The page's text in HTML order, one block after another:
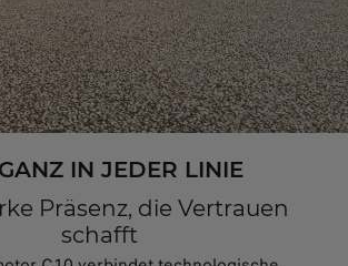
IN JEDER LINIE
Präsenz, die Vertrauen
schafft